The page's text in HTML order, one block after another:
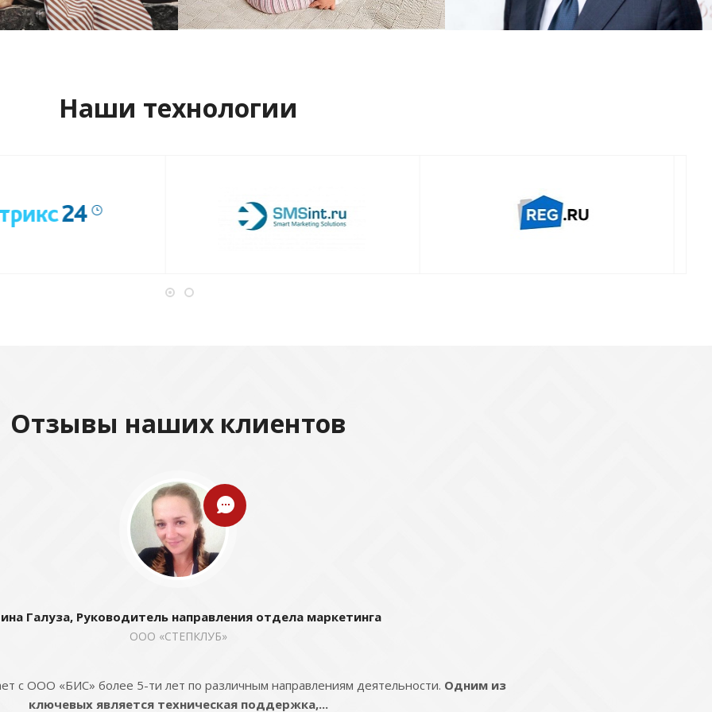
проект
Смотреть проект
Смотреть проект
Наши технологии
Отзывы наших клиентов
Галуза, Руководитель направления отдела маркетинга
ООО «СТЕПКЛУБ»
с ООО «БИС» более 5-ти лет по различным направлениям деятельности. Одним из
ключевых является техническая поддержка,...